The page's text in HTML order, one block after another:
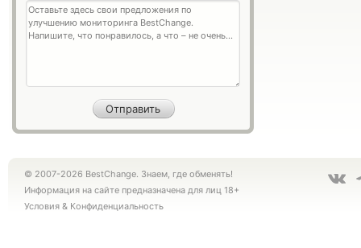
© 2007-2026 BestChange. Знаем, где обменять!
Информация на сайте предназначена для лиц 18+
Условия & Конфиденциальность